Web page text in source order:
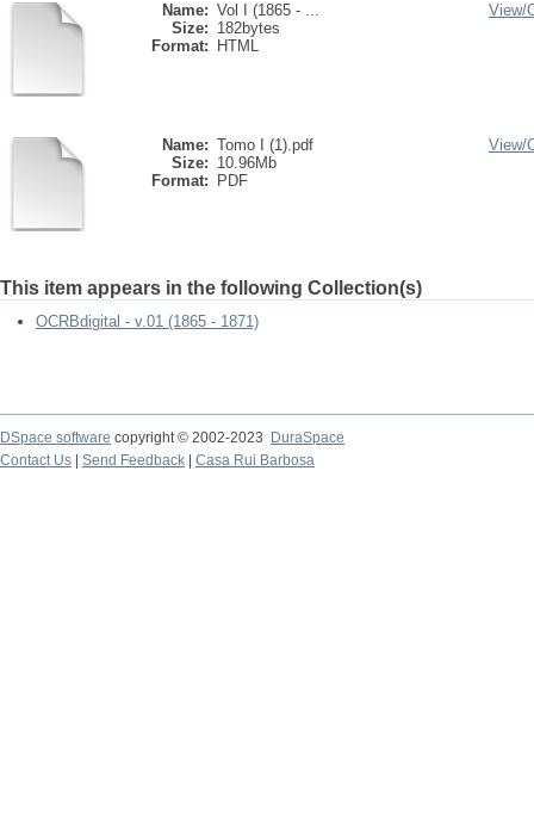
Name: Vol I (1865 - ...
Size: 182bytes
Format:
HTML
View/
Name: Tomo I (1).pdf
Size: 10.96Mb
Format:
PDF
View/
This item appears in the following Collection(s)
OCRBdigital - v.01 (1865 - 1871)
DSpace software copyright © 2002-2023
DuraSpace
Contact Us
Send Feedback Casa Rui Barbosa